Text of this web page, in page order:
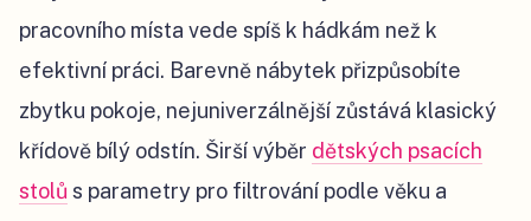
pracovního místa vede spíš k hádkám než k
efektivní práci. Barevně nábytek přizpůsobíte
zbytku pokoje, nejuniverzálnější zůstává klasický
křídově bílý odstín. Širší výběr dětských psacích
stolů s parametry pro filtrování podle věku a